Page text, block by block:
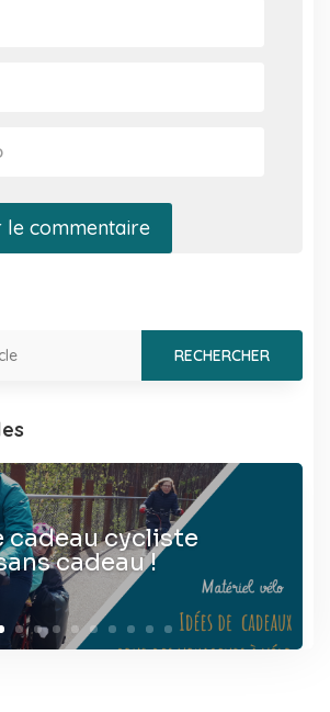
le commentaire
cadeau cycliste
cadeau !